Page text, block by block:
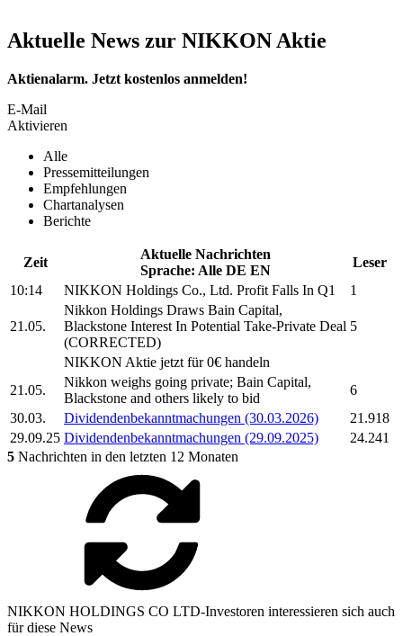
Aktuelle News zur NIKKON Aktie
Aktienalarm. Jetzt kostenlos anmelden!
E-Mail
Aktivieren
Alle
Pressemitteilungen
Empfehlungen
Chartanalysen
Berichte
Zeit
Aktuelle Nachrichten
Sprache: Alle DE EN
Leser
10:14
NIKKON Holdings Co., Ltd. Profit Falls In Q1 1
21.05.
Nikkon Holdings Draws Bain Capital,
Blackstone Interest In Potential Take-Private Deal
(CORRECTED)
5
NIKKON Aktie jetzt für 0€ handeln
21.05.
Nikkon weighs going private; Bain Capital,
Blackstone and others likely to bid
6
30.03.
Dividendenbekanntmachungen (30.03.2026)
21.918
29.09.25 Dividendenbekanntmachungen (29.09.2025)
24.241
5 Nachrichten in den letzten 12 Monaten
NIKKON HOLDINGS CO LTD-Investoren interessieren sich auch
für diese News